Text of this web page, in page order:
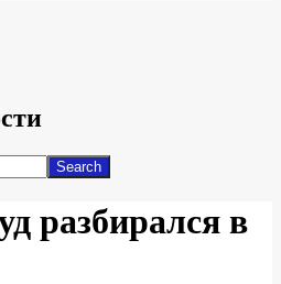
разбирался в